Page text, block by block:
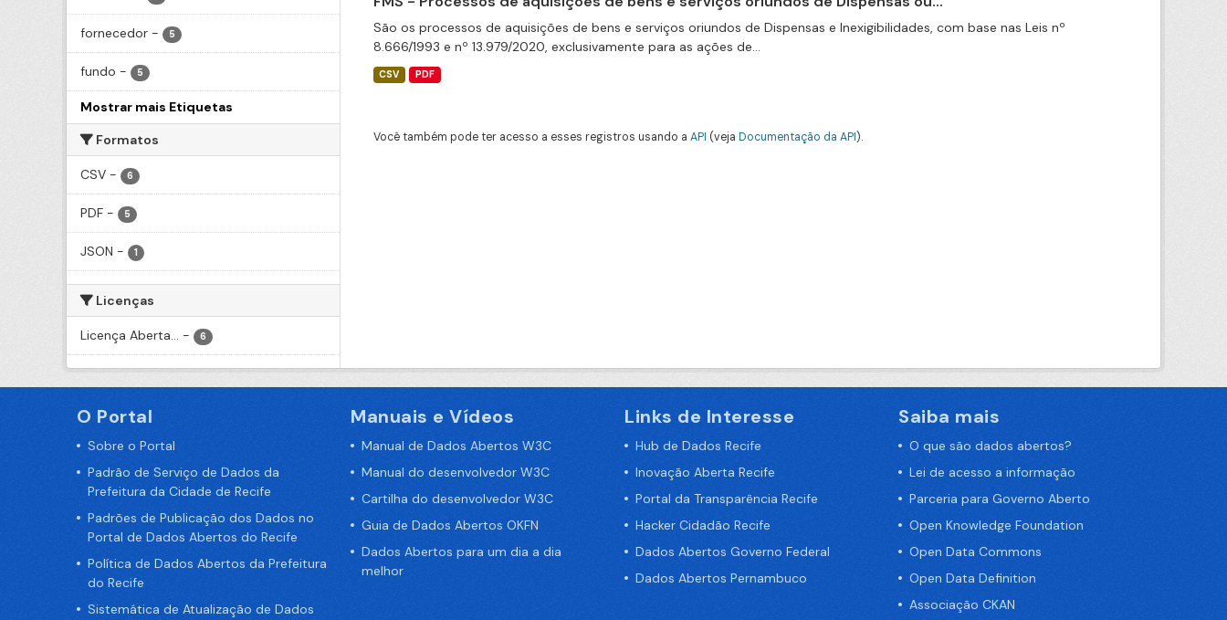
fornecedor - 5
fundo - 5
Mostrar mais Etiquetas
Formatos
CSV - 6
PDF - 5
JSON - 1
Licenças
Licença Aberta... - 6
São os processos de aquisições de bens e serviços oriundos de Dispensas e Inexigibilidades, com base nas Leis nº
8.666/1993 e nº 13.979/2020, exclusivamente para as ações de...
CSV PDF
Você também pode ter acesso a esses registros usando a API (veja Documentação da API).
O Portal
Sobre o Portal
Padrão de Serviço de Dados da
Prefeitura da Cidade de Recife
Padrões de Publicação dos Dados no
Portal de Dados Abertos do Recife
Política de Dados Abertos da Prefeitura
do Recife
Sistemática de Atualização de Dados
Manuais e Vídeos
Manual de Dados Abertos W3C
Manual do desenvolvedor W3C
Cartilha do desenvolvedor W3C
Guia de Dados Abertos OKFN
Dados Abertos para um dia a dia
melhor
Links de Interesse
Hub de Dados Recife
Inovação Aberta Recife
Portal da Transparência Recife
Hacker Cidadão Recife
Dados Abertos Governo Federal
Dados Abertos Pernambuco
Saiba mais
O que são dados abertos?
Lei de acesso a informação
Parceria para Governo Aberto
Open Knowledge Foundation
Open Data Commons
Open Data Definition
Associação CKAN